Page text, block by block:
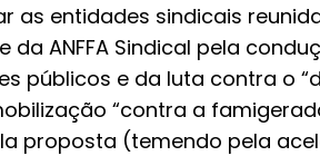
as entidades sindicais
e da ANFFA Sindical pela
públicos e da luta contra o
“contra a
proposta (temendo pela